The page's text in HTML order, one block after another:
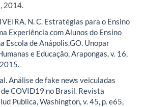
2014.
N. C. Estratégias para o Ensino
Experiência com Alunos do Ensino
Escola de Anápolis,GO. Unopar
e Educação, Arapongas, v. 16,
Análise de fake news veiculadas
COVID19 no Brasil. Revista
Publica, Washington, v. 45, p. e65,